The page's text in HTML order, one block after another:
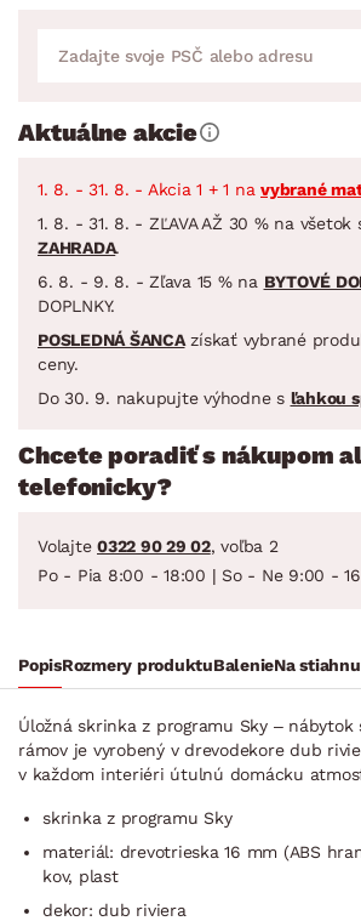
Aktuálne akcie
1. 8. - 31. 8. - Akcia 1 + 1 na vybrané
1. 8. - 31. 8. - ZĽAVA AŽ 30 % na
ZAHRADA.
6. 8. - 9. 8. - Zľava 15 % na BYTOVÉ
DOPLNKY.
POSLEDNÁ ŠANCAzískať vybrané
ceny.
Do 30. 9. nakupujte výhodne s ľahkou
Chcete poradiť s nákupom
telefonicky?
Volajte 0322 90 29 02, voľba 2
Po - Pia 8:00 - 18:00 | So - Ne 9:00 -
PopisRozmery produktuBalenieNa
Úložná skrinka z programu Sky –
rámov je vyrobený v drevodekore dub
v každom interiéri útulnú domácku
skrinka z programu Sky
materiál: drevotrieska 16 mm (ABS
kov, plast
dekor: dub riviera